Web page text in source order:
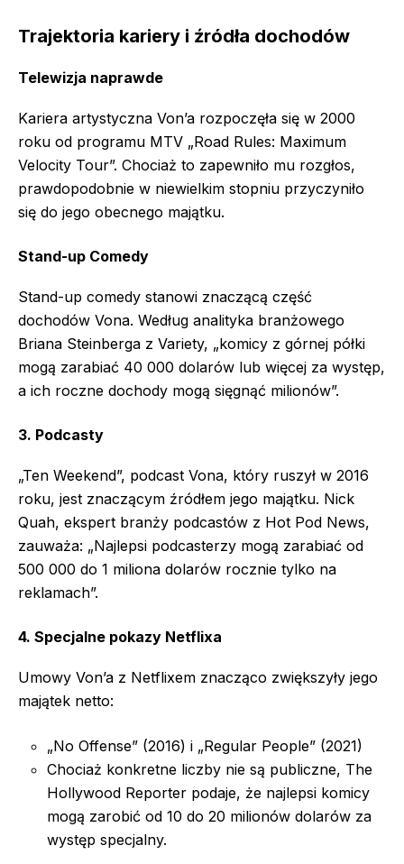
Trajektoria kariery i źródła dochodów
Telewizja naprawde
Kariera artystyczna Von’a rozpoczęła się w 2000
roku od programu MTV „Road Rules: Maximum
Velocity Tour”. Chociaż to zapewniło mu rozgłos,
prawdopodobnie w niewielkim stopniu przyczyniło
się do jego obecnego majątku.
Stand-up Comedy
Stand-up comedy stanowi znaczącą część
dochodów Vona. Według analityka branżowego
Briana Steinberga z Variety, „komicy z górnej półki
mogą zarabiać 40 000 dolarów lub więcej za występ,
a ich roczne dochody mogą sięgnąć milionów”.
3. Podcasty
„Ten Weekend”, podcast Vona, który ruszył w 2016
roku, jest znaczącym źródłem jego majątku. Nick
Quah, ekspert branży podcastów z Hot Pod News,
zauważa: „Najlepsi podcasterzy mogą zarabiać od
500 000 do 1 miliona dolarów rocznie tylko na
reklamach”.
4. Specjalne pokazy Netflixa
Umowy Von’a z Netflixem znacząco zwiększyły jego
majątek netto:
„No Offense” (2016) i „Regular People” (2021)
Chociaż konkretne liczby nie są publiczne, The
Hollywood Reporter podaje, że najlepsi komicy
mogą zarobić od 10 do 20 milionów dolarów za
występ specjalny.